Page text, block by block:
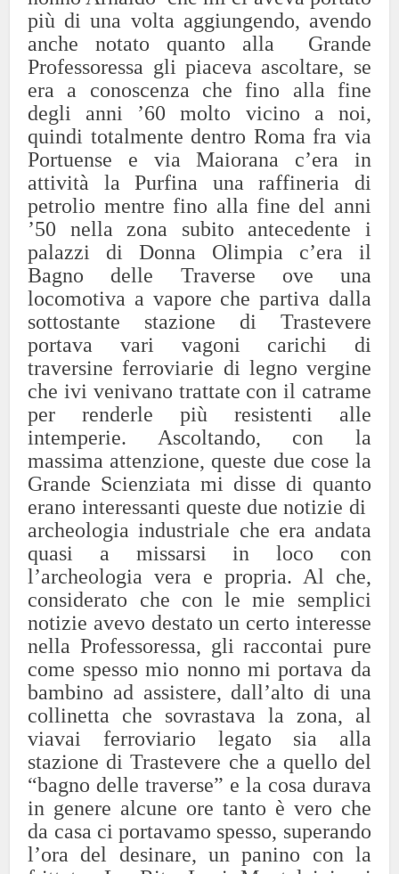
più di una volta aggiungendo, avendo
anche notato quanto alla Grande
Professoressa gli piaceva ascoltare, se
era a conoscenza che fino alla fine
degli anni ’60 molto vicino a noi,
quindi totalmente dentro Roma fra via
Portuense e via Maiorana c’era in
attività la Purfina una raffineria di
petrolio mentre fino alla fine del anni
’50 nella zona subito antecedente i
palazzi di Donna Olimpia c’era il
Bagno delle Traverse ove una
locomotiva a vapore che partiva dalla
sottostante stazione di Trastevere
portava vari vagoni carichi di
traversine ferroviarie di legno vergine
che ivi venivano trattate con il catrame
per renderle più resistenti alle
intemperie. Ascoltando, con la
massima attenzione, queste due cose la
Grande Scienziata mi disse di quanto
erano interessanti queste due notizie di
archeologia industriale che era andata
quasi a missarsi in loco con
l’archeologia vera e propria. Al che,
considerato che con le mie semplici
notizie avevo destato un certo interesse
nella Professoressa, gli raccontai pure
come spesso mio nonno mi portava da
bambino ad assistere, dall’alto di una
collinetta che sovrastava la zona, al
viavai ferroviario legato sia alla
stazione di Trastevere che a quello del
“bagno delle traverse” e la cosa durava
in genere alcune ore tanto è vero che
da casa ci portavamo spesso, superando
l’ora del desinare, un panino con la